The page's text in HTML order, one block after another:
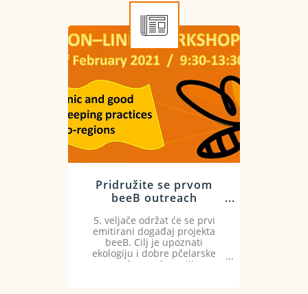
Pridružite se prvom
beeB outreach
5. veljače održat će se prvi
emitirani događaj projekta
beeB. Cilj je upoznati
ekologiju i dobre pčelarske
prakse u ekoregiji.